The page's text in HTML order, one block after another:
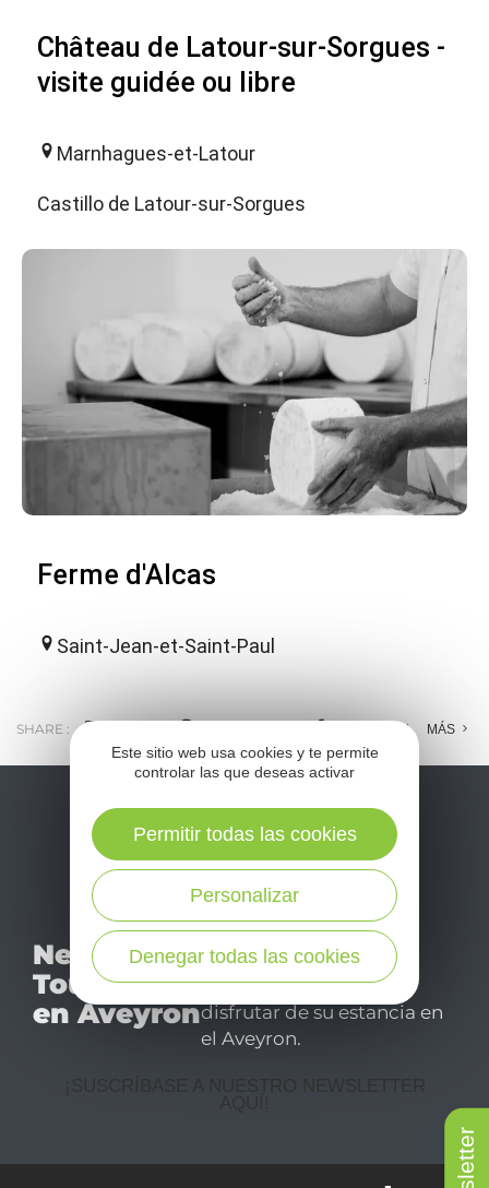
Château de Latour-sur-Sorgues -
visite guidée ou libre
Marnhagues-et-Latour
Castillo de Latour-sur-Sorgues
Ferme d'Alcas
Saint-Jean-et-Saint-Paul
SHARE : FACEBOOK MÁS
Newsletter
Tourismo
en Aveyron
No se pierda nuestro
mensual newsletter y
déjese inspirar para
disfrutar de su estancia en
el Aveyron.
¡SUSCRÍBASE A NUESTRO NEWSLETTER
AQUÍ!
Este sitio web usa cookies y te permite
controlar las que deseas activar
Denegar todas las cookies
Personalizar
Permitir todas las cookies